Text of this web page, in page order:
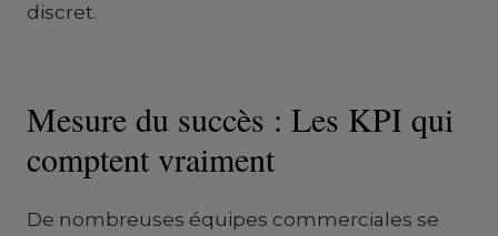
discret.
Mesure du succès : Les KPI qui
comptent vraiment
De nombreuses équipes commerciales se